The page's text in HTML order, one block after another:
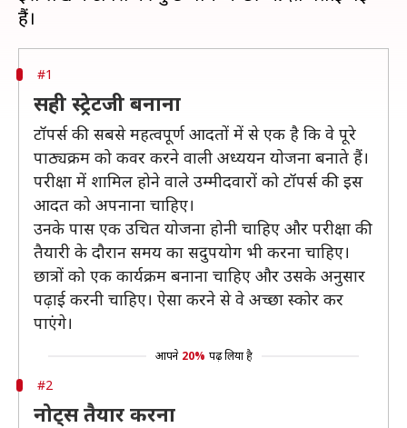
#1
सही स्ट्रेटजी बनाना
टॉपर्स की सबसे महत्वपूर्ण आदतों में से एक है कि वे पूरे
पाठ्यक्रम को कवर करने वाली अध्ययन योजना बनाते हैं।
परीक्षा में शामिल होने वाले उम्मीदवारों को टॉपर्स की इस
आदत को अपनाना चाहिए।
उनके पास एक उचित योजना होनी चाहिए और परीक्षा की
तैयारी के दौरान समय का सदुपयोग भी करना चाहिए।
छात्रों को एक कार्यक्रम बनाना चाहिए और उसके अनुसार
पढ़ाई करनी चाहिए। ऐसा करने से वे अच्छा स्कोर कर
पाएंगे।
आपने 20% पढ़ लिया है
#2
नोट्स तैयार करना